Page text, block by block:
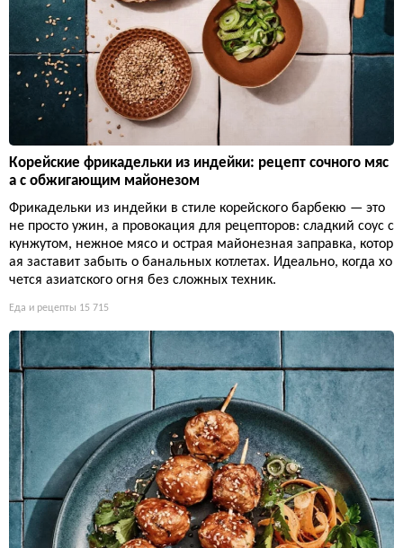
Корейские фрикадельки из индейки: рецепт сочного мяс
а с обжигающим майонезом
Фрикадельки из индейки в стиле корейского барбекю — это
не просто ужин, а провокация для рецепторов: сладкий соус с
кунжутом, нежное мясо и острая майонезная заправка, котор
ая заставит забыть о банальных котлетах. Идеально, когда хо
чется азиатского огня без сложных техник.
Еда и рецепты 15 715